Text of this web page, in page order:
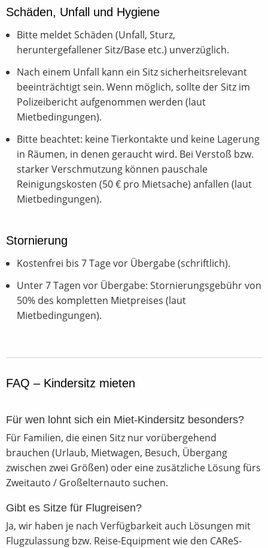
Schäden, Unfall und Hygiene
Bitte meldet Schäden (Unfall, Sturz,
heruntergefallener Sitz/Base etc.) unverzüglich.
Nach einem Unfall kann ein Sitz sicherheitsrelevant
beeinträchtigt sein. Wenn möglich, sollte der Sitz im
Polizeibericht aufgenommen werden (laut
Mietbedingungen).
Bitte beachtet: keine Tierkontakte und keine Lagerung
in Räumen, in denen geraucht wird. Bei Verstoß bzw.
starker Verschmutzung können pauschale
Reinigungskosten (50 € pro Mietsache) anfallen (laut
Mietbedingungen).
Stornierung
Kostenfrei bis 7 Tage vor Übergabe (schriftlich).
Unter 7 Tagen vor Übergabe: Stornierungsgebühr von
50% des kompletten Mietpreises (laut
Mietbedingungen).
FAQ – Kindersitz mieten
Für wen lohnt sich ein Miet-Kindersitz besonders?
Für Familien, die einen Sitz nur vorübergehend
brauchen (Urlaub, Mietwagen, Besuch, Übergang
zwischen zwei Größen) oder eine zusätzliche Lösung fürs
Zweitauto / Großelternauto suchen.
Gibt es Sitze für Flugreisen?
Ja, wir haben je nach Verfügbarkeit auch Lösungen mit
Flugzulassung bzw. Reise-Equipment wie den CAReS-